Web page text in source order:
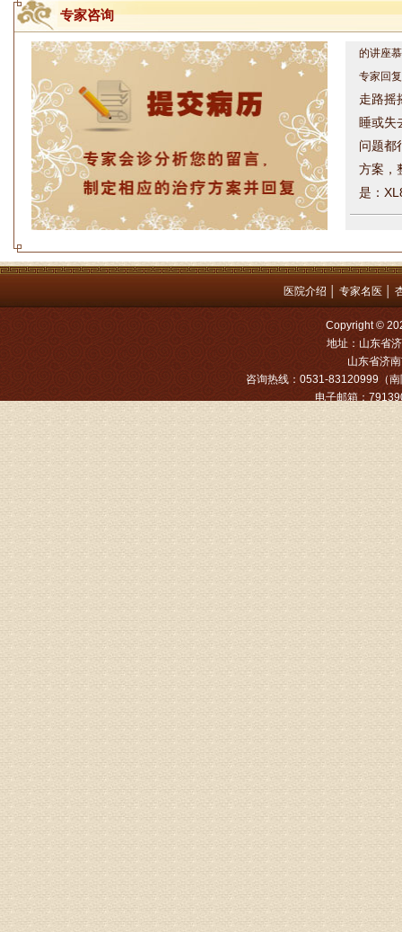
专家咨询
的讲座
专家回
走路摇
睡或失
问题都
方案，
是：
姓名：
专家回
姓名：
病情描
专家回
姓名：
病情描
专家回
由于你
来院就
姓名
病情描
专家回
由于来
姓名：
病情描
液，同
外用、
姓名
病情描
专家回
济南杏
术，无
医院介绍 专家名医
Copyright ©
地址：山东省
山东省济南
咨询热线：0531-83120999（
电子邮箱：